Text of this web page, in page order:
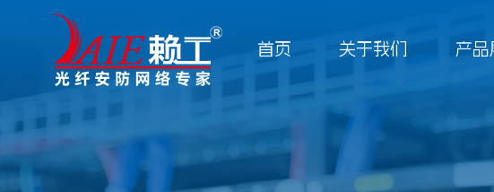
首页 关于我们
走进赖工
产品
网络铜缆布线产品系列
解决方案
招商加盟
新闻资讯
联系我们